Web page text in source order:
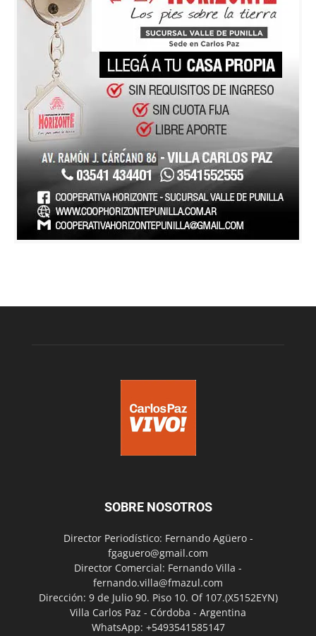
SOBRE NOSOTROS
Director Periodístico: Fernando Agüero -
fgaguero@gmail.com
Director Comercial: Fernando Villa -
fernando.villa@fmazul.com
Dirección: 9 de Julio 90. Piso 10. Of 107.(X5152EYN)
Villa Carlos Paz - Córdoba - Argentina
WhatsApp: +5493541585147